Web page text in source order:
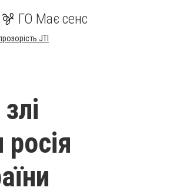
ГО Має сенс
JTI